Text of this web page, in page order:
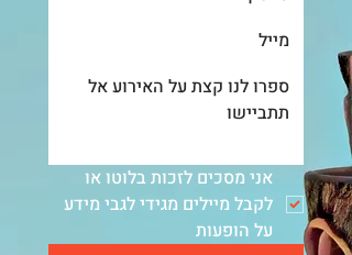
על הופעות